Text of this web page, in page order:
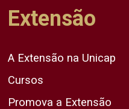
Extensão
A Extensão na Unicap
Cursos
Promova a Extensão